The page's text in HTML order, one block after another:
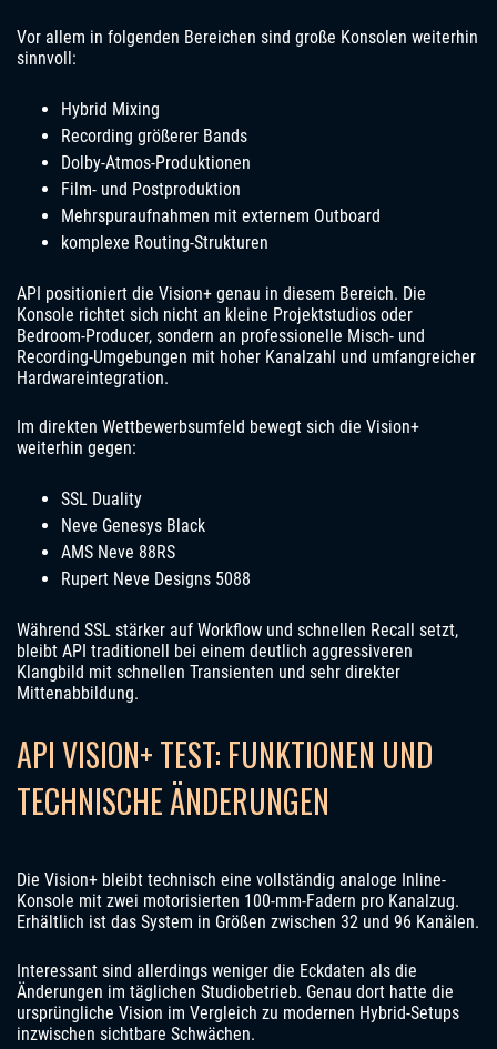
Vor allem in folgenden Bereichen sind große Konsolen weiterhin
sinnvoll:
Hybrid Mixing
Recording größerer Bands
Dolby-Atmos-Produktionen
Film- und Postproduktion
Mehrspuraufnahmen mit externem Outboard
komplexe Routing-Strukturen
API positioniert die Vision+ genau in diesem Bereich. Die
Konsole richtet sich nicht an kleine Projektstudios oder
Bedroom-Producer, sondern an professionelle Misch- und
Recording-Umgebungen mit hoher Kanalzahl und umfangreicher
Hardwareintegration.
Im direkten Wettbewerbsumfeld bewegt sich die Vision+
weiterhin gegen:
SSL Duality
Neve Genesys Black
AMS Neve 88RS
Rupert Neve Designs 5088
Während SSL stärker auf Workflow und schnellen Recall setzt,
bleibt API traditionell bei einem deutlich aggressiveren
Klangbild mit schnellen Transienten und sehr direkter
Mittenabbildung.
API VISION+ TEST: FUNKTIONEN UND
TECHNISCHE ÄNDERUNGEN
Die Vision+ bleibt technisch eine vollständig analoge Inline-
Konsole mit zwei motorisierten 100-mm-Fadern pro Kanalzug.
Erhältlich ist das System in Größen zwischen 32 und 96 Kanälen.
Interessant sind allerdings weniger die Eckdaten als die
Änderungen im täglichen Studiobetrieb. Genau dort hatte die
ursprüngliche Vision im Vergleich zu modernen Hybrid-Setups
inzwischen sichtbare Schwächen.